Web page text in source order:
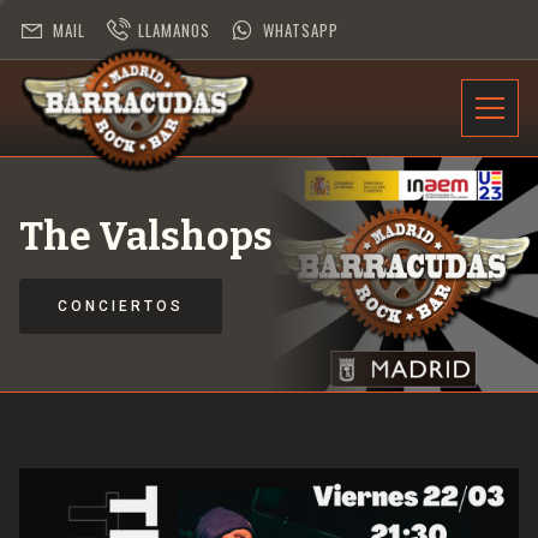
MAIL LLAMANOS WHATSAPP
The Valshops
CONCIERTOS
PROGRAMACIÓN
CONTRATACIÓN
DESAFÍO ROCK